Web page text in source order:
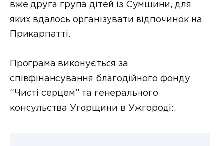
вже друга група дітей із Сумщини, для
яких вдалось організувати відпочинок на
Прикарпатті.
Програма виконується за
співфінансування благодійного фонду
“Чисті серцем” та генерального
консульства Угорщини в Ужгороді:.